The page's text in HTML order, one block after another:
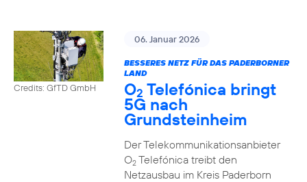
Credits: GfTD GmbH
06. Januar 2026
BESSERES NETZ FÜR DAS PADERBORNER
LAND
O2 Telefónica bringt
5G nach
Grundsteinheim
Der Telekommunikationsanbieter
O2Telefónica treibt den
Netzausbau im Kreis Paderborn